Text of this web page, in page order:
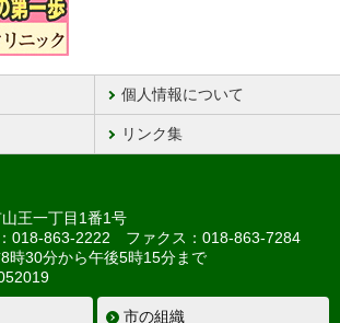
個人情報について
リンク集
王一丁目1番1号
018-863-2222 ファクス：018-863-7284
時30分から午後5時15分まで
市の組織